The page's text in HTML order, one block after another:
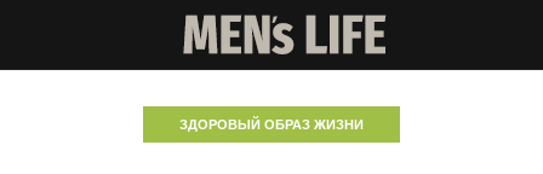
ЗДОРОВЫЙ ОБРАЗ ЖИЗНИ